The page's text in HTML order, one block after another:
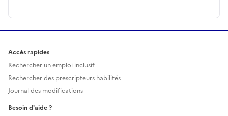
Accès rapides
Rechercher un emploi inclusif
Rechercher des prescripteurs habilités
Journal des modifications
Besoin d'aide ?